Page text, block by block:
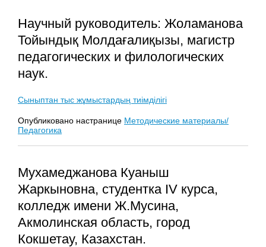
Научный руководитель: Жоламанова
Тойындық Молдағалиқызы, магистр
педагогических и филологических
наук.
Сыныптан тыс жұмыстардың тиімділігі
Опубликовано настранице Методические материалы/
Педагогика
Мухамеджанова Куаныш
Жаркыновна, студентка IV курса,
колледж имени Ж.Мусина,
Акмолинская область, город
Кокшетау, Казахстан.